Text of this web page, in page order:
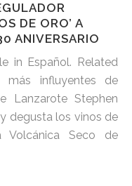
DE ORO’ A
ANIVERSARIO
in Español. Related
influyentes de
Lanzarote Stephen
degusta los vinos de
Volcánica Seco de